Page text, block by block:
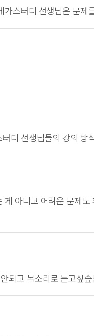
가스터디 선생님은 문제
디 선생님들의 강의 방
게 아니고 어려운 문제
되고 목소리로 듣고싶